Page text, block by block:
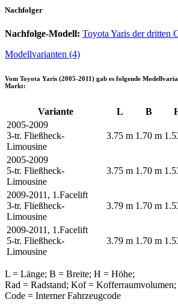
Nachfolger
Nachfolge-Modell: Toyota Yaris der dritten
Modellvarianten (4)
Vom Toyota Yaris (2005-2011) gab es folgende
Markt:
Variante L B
2005-2009
3-tr. Fließheck-
Limousine
3.75 m 1.70 m
2005-2009
5-tr. Fließheck-
Limousine
3.75 m 1.70 m
2009-2011, 1.Facelift
3-tr. Fließheck-
Limousine
3.79 m 1.70 m
2009-2011, 1.Facelift
5-tr. Fließheck-
Limousine
3.79 m 1.70 m
L = Länge; B = Breite; H = Höhe;
Rad = Radstand; Kof = Kofferraumvolumen;
Code = Interner Fahrzeugcode